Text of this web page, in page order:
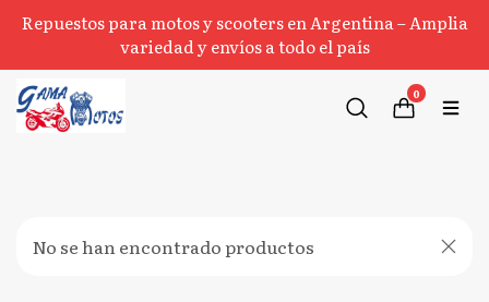
Repuestos para motos y scooters en Argentina – Amplia
variedad y envíos a todo el país
0
No se han encontrado productos